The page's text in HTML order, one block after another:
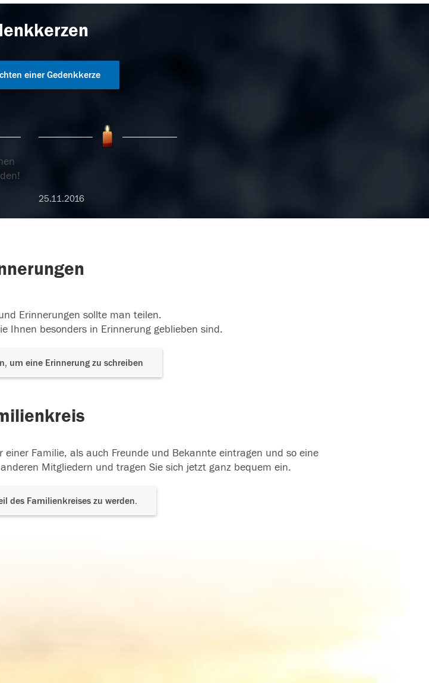
einer Gedenkkerze
25.11.2016
Erinnerungen sollte man teilen.
Ihnen besonders in Erinnerung geblieben sind.
um eine Erinnerung zu schreiben
Familie, als auch Freunde und Bekannte eintragen und so eine
Mitgliedern und tragen Sie sich jetzt ganz bequem ein.
des Familienkreises zu werden.